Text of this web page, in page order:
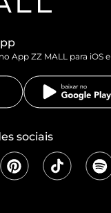
App ZZ MALL para iOS e
sociais